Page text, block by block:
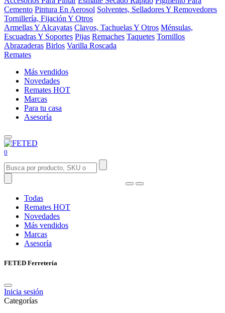
Cemento Pintura En Aerosol Solventes, Selladores Y Removedores
Tornillería, Fijación Y Otros
Armellas Y Alcayatas Clavos, Tachuelas Y Otros Ménsulas,
Escuadras Y Soportes Pijas Remaches Taquetes Tornillos
Abrazaderas Birlos Varilla Roscada
Remates
Más vendidos
Novedades
Remates HOT
Marcas
Para tu casa
Asesoría
0
Todas
Remates HOT
Novedades
Más vendidos
Marcas
Asesoría
FETED Ferretería
Inicia sesión
Categorías